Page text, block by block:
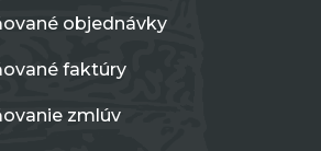
objednávky
faktúry
zmlúv